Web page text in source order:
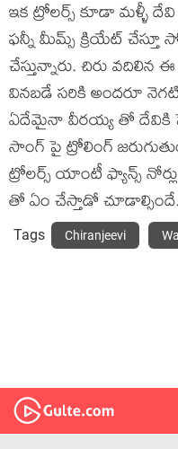
ఇక ట్రోలర్స్ కూడా మళ్ళీ
ఫన్నీ మీమ్స్ క్రియేట్
చేస్తున్నారు. చిరు
వినబడే సరికి అందరూ
ఏదేమైనా వీరయ్య తో దేవికి
సాంగ్ పై ట్రోలింగ్
ట్రోలర్స్ యాంటీ ఫ్యాన్స్
తో ఏం చేస్తాడో చూడాల్సిందే.
Tags Chiranjeevi